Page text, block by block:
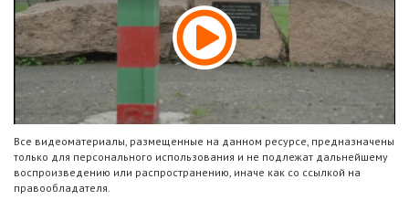
Все видеоматериалы, размещенные на данном ресурсе, предназначены
только для персонального использования и не подлежат дальнейшему
воспроизведению или распространению, иначе как со ссылкой на
правообладателя.